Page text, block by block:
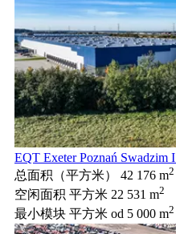
EQT Exeter Poznań Swadzim I
总面积（平方米）
42 176 m2
空闲面积 平方米 22 531 m2
最小模块 平方米 od 5 000 m2